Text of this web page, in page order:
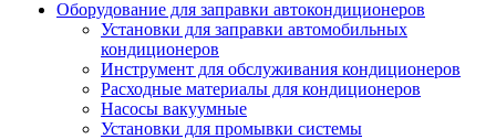
Оборудование для заправки автокондиционеров
Установки для заправки автомобильных
кондиционеров
Инструмент для обслуживания кондиционеров
Расходные материалы для кондиционеров
Насосы вакуумные
Установки для промывки системы